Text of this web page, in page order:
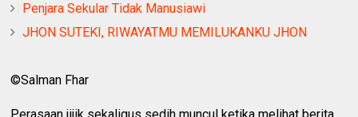
Penjara Sekular Tidak Manusiawi
JHON SUTEKI, RIWAYATMU MEMILUKANKU JHON
©Salman Fhar